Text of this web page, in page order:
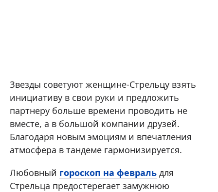
Звезды советуют женщине-Стрельцу взять
инициативу в свои руки и предложить
партнеру больше времени проводить не
вместе, а в большой компании друзей.
Благодаря новым эмоциям и впечатления
атмосфера в тандеме гармонизируется.
Любовный гороскоп на февраль для
Стрельца предостерегает замужнюю